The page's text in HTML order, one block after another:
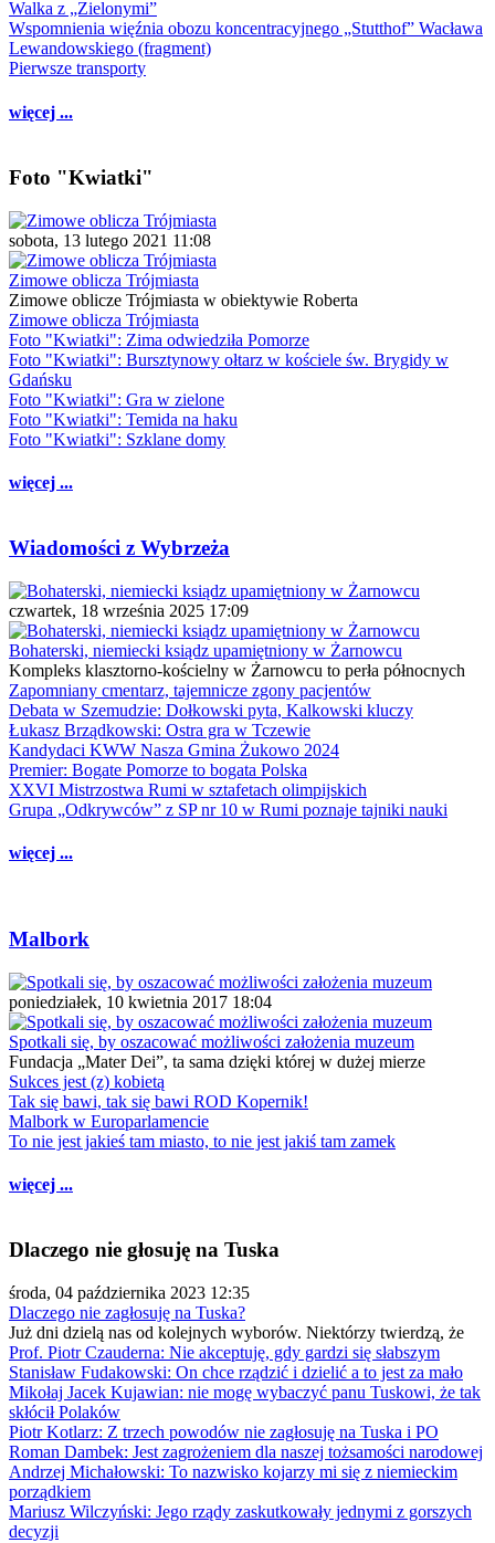
Walka z „Zielonymi”
Wspomnienia więźnia obozu koncentracyjnego „Stutthof” Wacława
Lewandowskiego (fragment)
Pierwsze transporty
więcej ...
Foto "Kwiatki"
sobota, 13 lutego 2021 11:08
Zimowe oblicza Trójmiasta
Zimowe oblicze Trójmiasta w obiektywie Roberta
Zimowe oblicza Trójmiasta
Foto "Kwiatki": Zima odwiedziła Pomorze
Foto "Kwiatki": Bursztynowy ołtarz w kościele św. Brygidy w
Gdańsku
Foto "Kwiatki": Gra w zielone
Foto "Kwiatki": Temida na haku
Foto "Kwiatki": Szklane domy
więcej ...
Wiadomości z Wybrzeża
czwartek, 18 września 2025 17:09
Bohaterski, niemiecki ksiądz upamiętniony w Żarnowcu
Kompleks klasztorno-kościelny w Żarnowcu to perła północnych
Zapomniany cmentarz, tajemnicze zgony pacjentów
Debata w Szemudzie: Dołkowski pyta, Kalkowski kluczy
Łukasz Brządkowski: Ostra gra w Tczewie
Kandydaci KWW Nasza Gmina Żukowo 2024
Premier: Bogate Pomorze to bogata Polska
XXVI Mistrzostwa Rumi w sztafetach olimpijskich
Grupa „Odkrywców” z SP nr 10 w Rumi poznaje tajniki nauki
więcej ...
Malbork
poniedziałek, 10 kwietnia 2017 18:04
Spotkali się, by oszacować możliwości założenia muzeum
Fundacja „Mater Dei”, ta sama dzięki której w dużej mierze
Sukces jest (z) kobietą
Tak się bawi, tak się bawi ROD Kopernik!
Malbork w Europarlamencie
To nie jest jakieś tam miasto, to nie jest jakiś tam zamek
więcej ...
Dlaczego nie głosuję na Tuska
środa, 04 października 2023 12:35
Dlaczego nie zagłosuję na Tuska?
Już dni dzielą nas od kolejnych wyborów. Niektórzy twierdzą, że
Prof. Piotr Czauderna: Nie akceptuję, gdy gardzi się słabszym
Stanisław Fudakowski: On chce rządzić i dzielić a to jest za mało
Mikołaj Jacek Kujawian: nie mogę wybaczyć panu Tuskowi, że tak
skłócił Polaków
Piotr Kotlarz: Z trzech powodów nie zagłosuję na Tuska i PO
Roman Dambek: Jest zagrożeniem dla naszej tożsamości narodowej
Andrzej Michałowski: To nazwisko kojarzy mi się z niemieckim
porządkiem
Mariusz Wilczyński: Jego rządy zaskutkowały jednymi z gorszych
decyzji